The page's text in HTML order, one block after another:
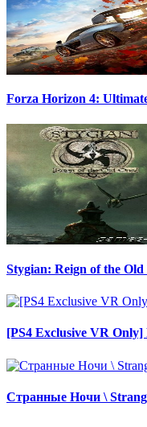
Forza Horizon 4:
Stygian: Reign of the
[PS4 Exclusive VR
Странные Ночи \